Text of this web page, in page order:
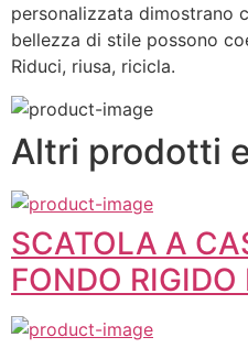
personalizzata dimostrano
bellezza di stile possono
Riduci, riusa, ricicla.
Altri prodotti
SCATOLA A
FONDO RIGIDO